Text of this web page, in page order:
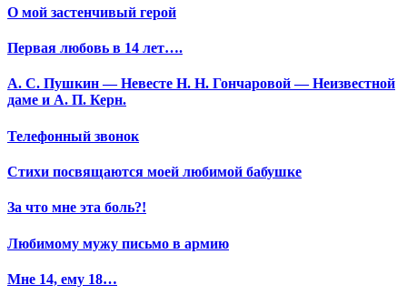
О мой застенчивый герой
Первая любовь в 14 лет….
А. С. Пушкин — Невесте Н. Н. Гончаровой — Неизвестной
даме и А. П. Керн.
Телефонный звонок
Стихи посвящаются моей любимой бабушке
За что мне эта боль?!
Любимому мужу письмо в армию
Мне 14, ему 18…